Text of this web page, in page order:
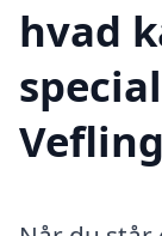
hvad